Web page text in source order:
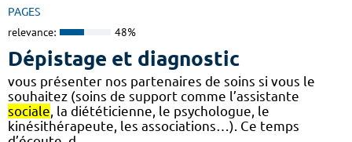
PAGES
relevance: 48%
Dépistage et diagnostic
vous présenter nos partenaires de soins si vous le
souhaitez (soins de support comme l’assistante
sociale, la diététicienne, le psychologue, le
kinésithérapeute, les associations…). Ce temps